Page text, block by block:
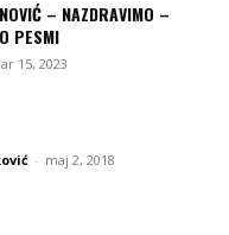
– NAZDRAVIMO –
PESMI
15, 2023
- maj 2, 2018